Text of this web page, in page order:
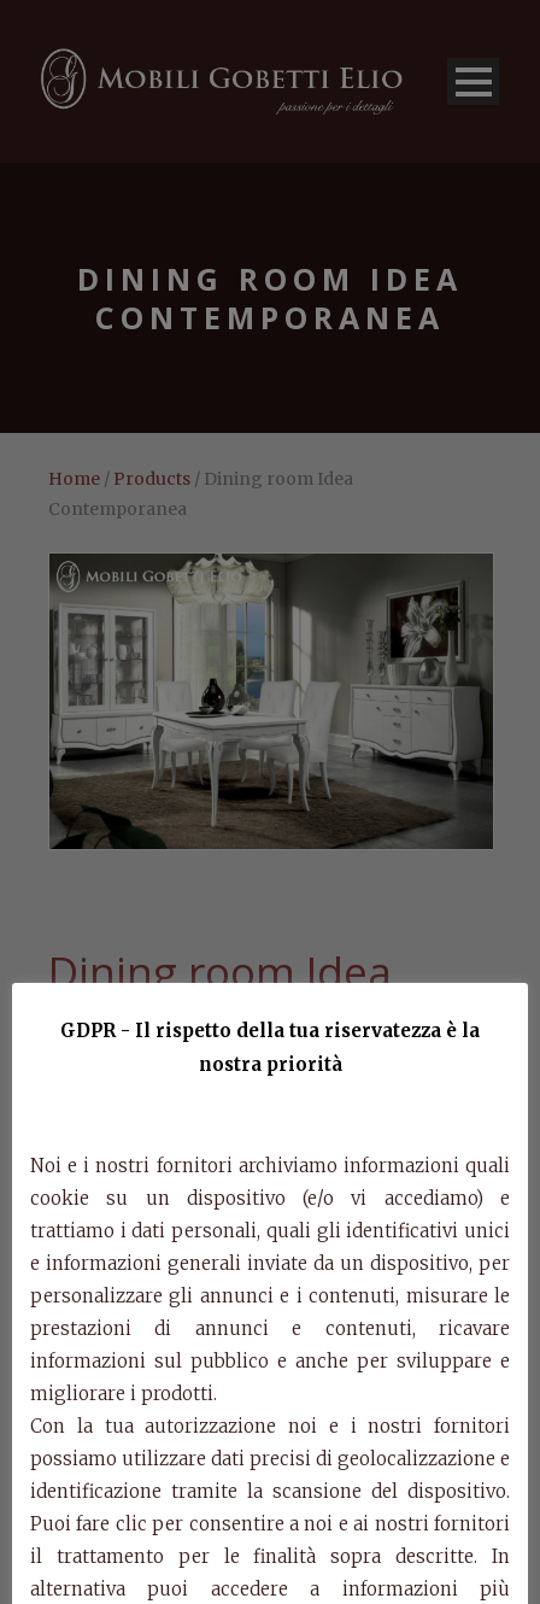
DINING ROOM IDEA
CONTEMPORANEA
Home / Products / Dining room Idea
Contemporanea
Dining room Idea
Contemporanea
finish.
Art. 4504
Showcase 2 doors with 3 drawers smooth white
finish open pore silver leaf details.
cm. w.155 d. 55\47 h. 213
Art. 4505
Extendable square table 2 extensions inside white
cm. w.110\170 d. 110 h. 78
Art. 4507
Sideboard 2 plain doors with 6 drawers white open
pore finish silver leaf details.
GDPR - Il rispetto della tua riservatezza è la
nostra priorità
Noi e i nostri fornitori archiviamo informazioni quali
cookie su un dispositivo (e/o vi accediamo) e
trattiamo i dati personali, quali gli identificativi unici
e informazioni generali inviate da un dispositivo, per
personalizzare gli annunci e i contenuti, misurare le
prestazioni di annunci e contenuti, ricavare
informazioni sul pubblico e anche per sviluppare e
migliorare i prodotti.
Con la tua autorizzazione noi e i nostri fornitori
possiamo utilizzare dati precisi di geolocalizzazione e
identificazione tramite la scansione del dispositivo.
Puoi fare clic per consentire a noi e ai nostri fornitori
il trattamento per le finalità sopra descritte. In
alternativa puoi accedere a informazioni più